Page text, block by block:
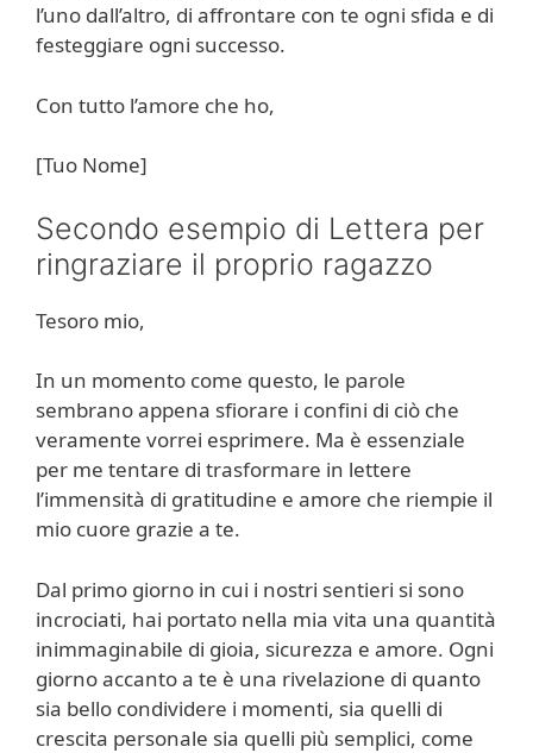
l’uno dall’altro, di affrontare con te ogni sfida e di
festeggiare ogni successo.
Con tutto l’amore che ho,
[Tuo Nome]
Secondo esempio di Lettera per
ringraziare il proprio ragazzo
Tesoro mio,
In un momento come questo, le parole
sembrano appena sfiorare i confini di ciò che
veramente vorrei esprimere. Ma è essenziale
per me tentare di trasformare in lettere
l’immensità di gratitudine e amore che riempie il
mio cuore grazie a te.
Dal primo giorno in cui i nostri sentieri si sono
incrociati, hai portato nella mia vita una quantità
inimmaginabile di gioia, sicurezza e amore. Ogni
giorno accanto a te è una rivelazione di quanto
sia bello condividere i momenti, sia quelli di
crescita personale sia quelli più semplici, come